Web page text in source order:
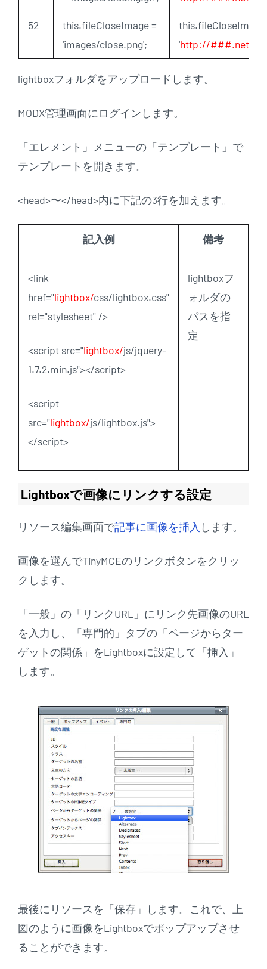
52
this.fileCloseImage =
'images/close.png';
this.fileCloseImage
'http://###.net/
lightboxフォルダをアップロードします。
MODX管理画面にログインします。
「エレメント」メニューの「テンプレート」で
テンプレートを開きます。
<head>〜</head>内に下記の3行を加えます。
記入例 備考
<link
href="lightbox/css/lightbox.css"
rel="stylesheet" />
<script src="lightbox/js/jquery-
1.7.2.min.js"></script>
<script
src="lightbox/js/lightbox.js">
</script>
lightboxフ
ォルダの
パスを指
定
Lightboxで画像にリンクする設定
リソース編集画面で記事に画像を挿入 します。
画像を選んでTinyMCEのリンクボタンをクリッ
クします。
「一般」の「リンクURL」にリンク先画像のURL
を入力し、「専門的」タブの「ページからター
ゲットの関係」をLightboxに設定して「挿入」
します。
最後にリソースを「保存」します。これで、上
図のように画像をLightboxでポップアップさせ
ることができます。